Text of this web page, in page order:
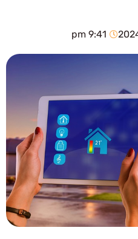
9:41 pm